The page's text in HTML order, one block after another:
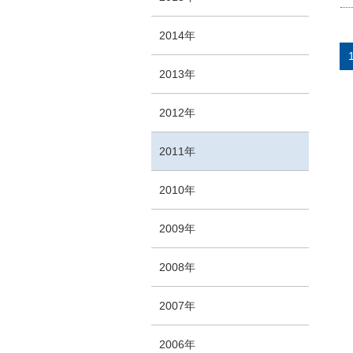
1
2014年
2013年
2012年
2011年
2010年
2009年
2008年
2007年
2006年